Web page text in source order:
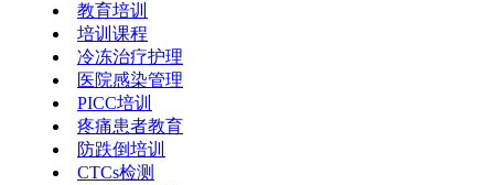
教育培训
培训课程
冷冻治疗护理
医院感染管理
PICC培训
疼痛患者教育
防跌倒培训
CTCs检测